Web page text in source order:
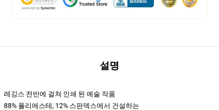
설명
레깅스 전반에 걸쳐 인쇄 된 예술 작품
88% 폴리에스테, 12% 스판덱스에서 건설하는